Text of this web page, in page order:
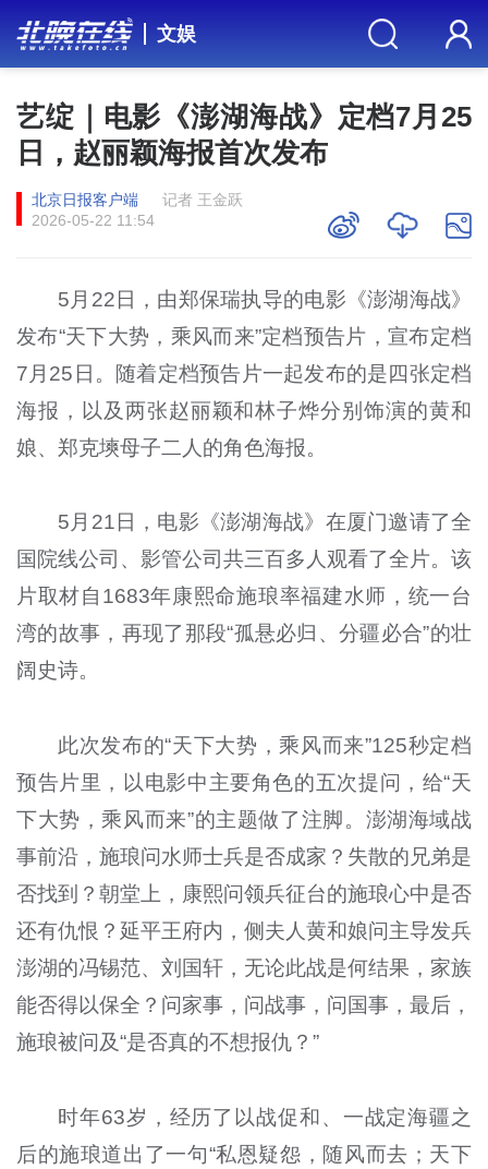
文娱
艺绽｜电影《澎湖海战》定档7月25
日，赵丽颖海报首次发布
北京日报客户端
记者 王金跃
2026-05-22 11:54
5月22日，由郑保瑞执导的电影《澎湖海战》
发布“天下大势，乘风而来”定档预告片，宣布定档
7月25日。随着定档预告片一起发布的是四张定档
海报，以及两张赵丽颖和林子烨分别饰演的黄和
娘、郑克塽母子二人的角色海报。
5月21日，电影《澎湖海战》在厦门邀请了全
国院线公司、影管公司共三百多人观看了全片。该
片取材自1683年康熙命施琅率福建水师，统一台
湾的故事，再现了那段“孤悬必归、分疆必合”的壮
阔史诗。
此次发布的“天下大势，乘风而来”125秒定档
预告片里，以电影中主要角色的五次提问，给“天
下大势，乘风而来”的主题做了注脚。澎湖海域战
事前沿，施琅问水师士兵是否成家？失散的兄弟是
否找到？朝堂上，康熙问领兵征台的施琅心中是否
还有仇恨？延平王府内，侧夫人黄和娘问主导发兵
澎湖的冯锡范、刘国轩，无论此战是何结果，家族
能否得以保全？问家事，问战事，问国事，最后，
施琅被问及“是否真的不想报仇？”
时年63岁，经历了以战促和、一战定海疆之
后的施琅道出了一句“私恩疑怨，随风而去；天下